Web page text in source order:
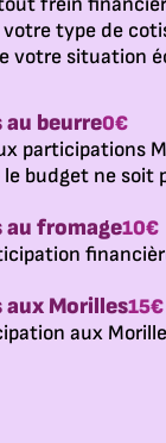
type de
votre situation
au beurre0€
participations
budget ne soit
au fromage10€
aux Morilles15€
aux